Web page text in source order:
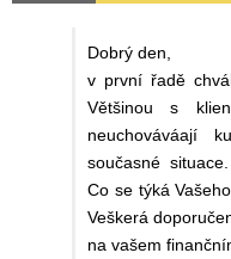
Dobrý den,
v první řadě
Většinou s
neuchováváají
současné situace.
Co se týká
Veškerá
na vašem